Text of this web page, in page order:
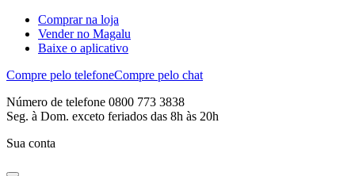
Comprar na loja
Vender no Magalu
Baixe o aplicativo
Compre pelo telefoneCompre pelo chat
Número de telefone 0800 773 3838
Seg. à Dom. exceto feriados das 8h às 20h
Sua conta